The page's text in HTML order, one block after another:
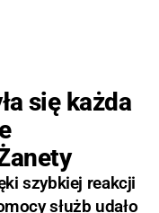
się każda
szybkiej reakcji
służb udało